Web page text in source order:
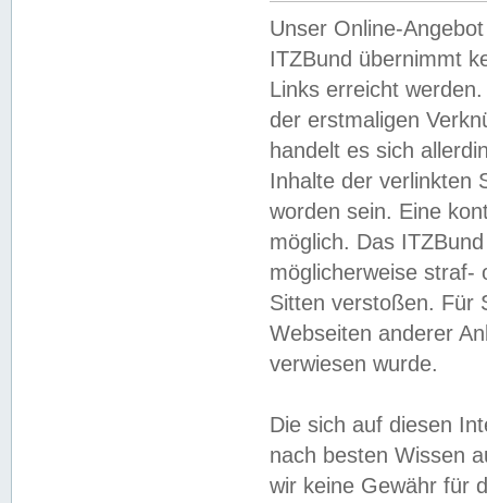
Unser Online-
ITZBund übernimmt
Links erreicht
der erstmaligen
handelt es sich
Inhalte der verlinkten
worden sein. Eine
möglich. Das
möglicherweise straf-
Sitten verstoßen. Für
Webseiten anderer
verwiesen wurde.
Die sich auf diesen
nach besten Wissen
wir keine Gewähr für